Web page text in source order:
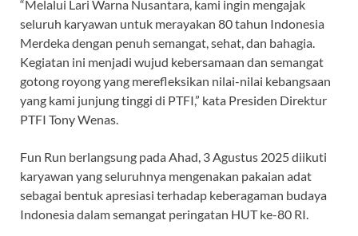
“Melalui Lari Warna Nusantara, kami ingin mengajak
seluruh karyawan untuk merayakan 80 tahun Indonesia
Merdeka dengan penuh semangat, sehat, dan bahagia.
Kegiatan ini menjadi wujud kebersamaan dan semangat
gotong royong yang merefleksikan nilai-nilai kebangsaan
yang kami junjung tinggi di PTFI,” kata Presiden Direktur
PTFI Tony Wenas.
Fun Run berlangsung pada Ahad, 3 Agustus 2025 diikuti
karyawan yang seluruhnya mengenakan pakaian adat
sebagai bentuk apresiasi terhadap keberagaman budaya
Indonesia dalam semangat peringatan HUT ke-80 RI.